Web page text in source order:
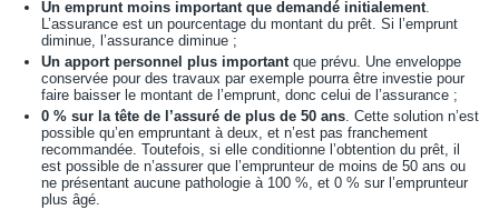
Un emprunt moins important que demandé initialement.
L’assurance est un pourcentage du montant du prêt. Si l’emprunt
diminue, l’assurance diminue ;
Un apport personnel plus importantque prévu. Une enveloppe
conservée pour des travaux par exemple pourra être investie pour
faire baisser le montant de l’emprunt, donc celui de l’assurance ;
0 % sur la tête de l’assuré de plus de 50 ans. Cette solution n’est
possible qu’en empruntant à deux, et n’est pas franchement
recommandée. Toutefois, si elle conditionne l’obtention du prêt, il
est possible de n’assurer que l’emprunteur de moins de 50 ans ou
ne présentant aucune pathologie à 100 %, et 0 % sur l’emprunteur
plus âgé.